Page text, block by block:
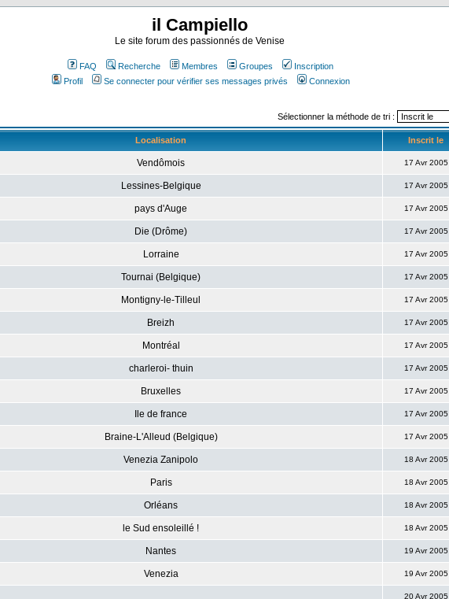
il Campiello
Le site forum des passionnés de Venise
FAQ Recherche Membres Groupes
Inscription
Profil
Se connecter pour vérifier ses messages privés Connexion
Sélectionner la méthode de tri :
Localisation Inscrit le
Vendômois 17 Avr 2005
Lessines-Belgique 17 Avr 2005
pays d'Auge 17 Avr 2005
Die (Drôme) 17 Avr 2005
Lorraine 17 Avr 2005
Tournai (Belgique) 17 Avr 2005
Montigny-le-Tilleul 17 Avr 2005
Breizh 17 Avr 2005
Montréal 17 Avr 2005
charleroi- thuin 17 Avr 2005
Bruxelles 17 Avr 2005
Ile de france 17 Avr 2005
Braine-L'Alleud (Belgique) 17 Avr 2005
Venezia Zanipolo 18 Avr 2005
Paris 18 Avr 2005
Orléans 18 Avr 2005
le Sud ensoleillé ! 18 Avr 2005
Nantes 19 Avr 2005
Venezia 19 Avr 2005
20 Avr 2005